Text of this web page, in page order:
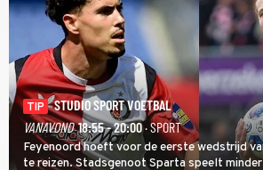
TIP
STUDIO SPORT VOETBAL
VANAVOND 18:55 - 20:00· SPORT
Feyenoord hoeft voor de eerste wedstrijd
te reizen. Stadsgenoot Sparta speelt